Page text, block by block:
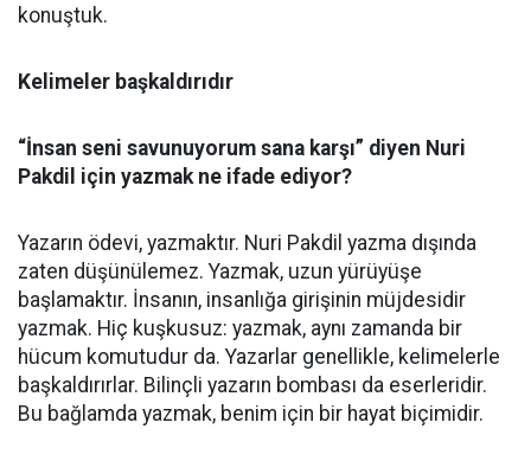
konuştuk.
Kelimeler başkaldırıdır
“İnsan seni savunuyorum sana karşı” diyen Nuri
Pakdil için yazmak ne ifade ediyor?
Yazarın ödevi, yazmaktır. Nuri Pakdil yazma dışında
zaten düşünülemez. Yazmak, uzun yürüyüşe
başlamaktır. İnsanın, insanlığa girişinin müjdesidir
yazmak. Hiç kuşkusuz: yazmak, aynı zamanda bir
hücum komutudur da. Yazarlar genellikle, kelimelerle
başkaldırırlar. Bilinçli yazarın bombası da eserleridir.
Bu bağlamda yazmak, benim için bir hayat biçimidir.